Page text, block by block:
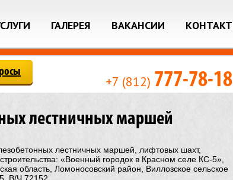
ГАЛЕРЕЯ ВАКАНСИИ
+7 (812) 777-78-18
лестничных маршей
лестничных маршей, лифтовых шахт,
«Военный городок в Красном селе КС-5»,
область, Ломоносовский район, Виллозское сельское